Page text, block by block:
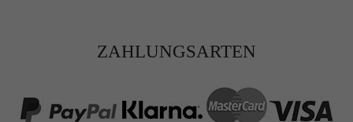
ZAHLUNGSARTEN